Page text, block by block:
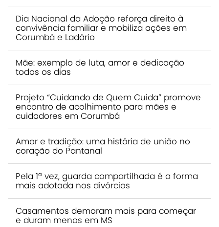
Dia Nacional da Adoção reforça direito à
convivência familiar e mobiliza ações em
Corumbá e Ladário
Mãe: exemplo de luta, amor e dedicação
todos os dias
Projeto “Cuidando de Quem Cuida” promove
encontro de acolhimento para mães e
cuidadores em Corumbá
Amor e tradição: uma história de união no
coração do Pantanal
Pela 1ª vez, guarda compartilhada é a forma
mais adotada nos divórcios
Casamentos demoram mais para começar
e duram menos em MS